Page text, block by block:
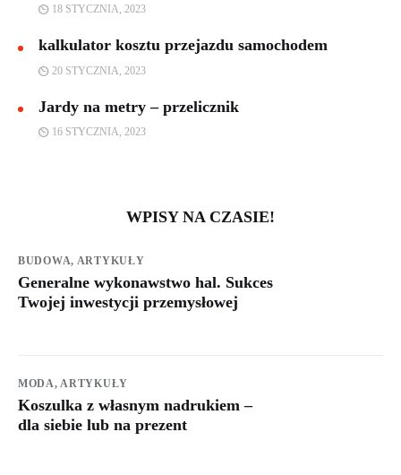
18 STYCZNIA, 2023
kalkulator kosztu przejazdu samochodem
20 STYCZNIA, 2023
Jardy na metry – przelicznik
16 STYCZNIA, 2023
WPISY NA CZASIE!
BUDOWA, ARTYKUŁY
Generalne wykonawstwo hal. Sukces
Twojej inwestycji przemysłowej
MODA,ARTYKUŁY
Koszulka z własnym nadrukiem –
dla siebie lub na prezent